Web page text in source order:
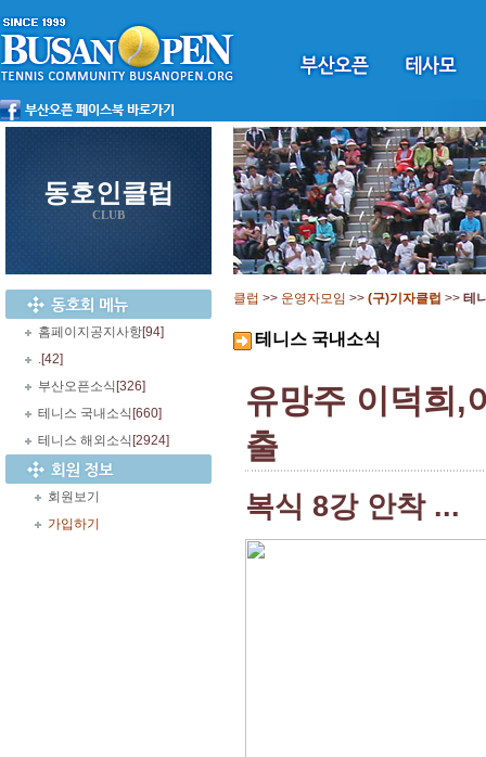
동호인클럽
CLUB
홈페이지공지사항[94]
.[42]
부산오픈소식 [326]
테니스 국내소식 [660]
테니스 해외소식 [2924]
회원보기
가입하기
클럽 >> 운영자모임 >> (구)기자클럽 >> 테
테니스 국내소식
유망주 이덕희,
출
복식 8강 안착 ...